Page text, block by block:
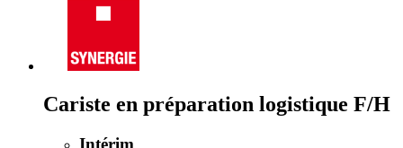
Cariste en préparation logistique F/H
Intérim